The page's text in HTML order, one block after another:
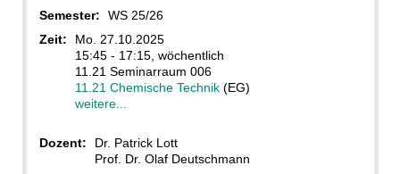
Semester:
WS 25/26
Zeit:
Mo. 27.10.2025
15:45 - 17:15, wöchentlich
11.21 Seminarraum 006
11.21 Chemische Technik(EG)
weitere...
Dozent:
Dr. Patrick Lott
Prof. Dr. Olaf Deutschmann